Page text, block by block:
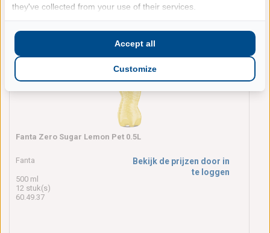
Fanta Zero Sugar Lemon Pet 0.5L
Fanta
500 ml
12 stuk(s)
60.49.37
Bekijk de prijzen door in
te loggen
they've collected from your use of their services.
Customize
Accept all